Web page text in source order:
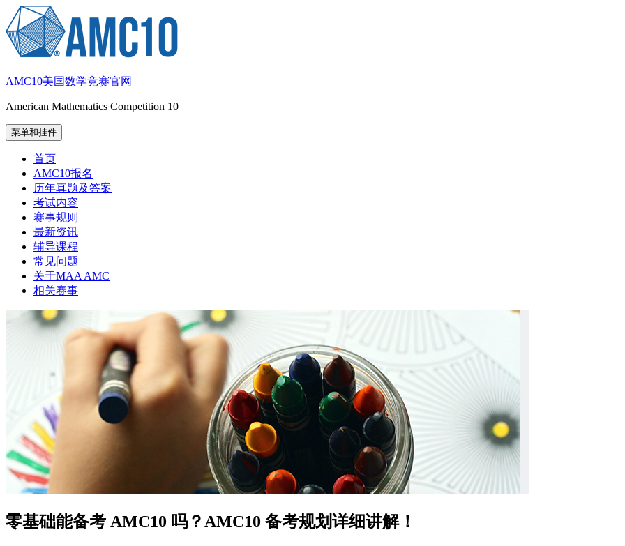
跳
至
内
AMC10美国数学竞赛官网
American Mathematics Competition 10
菜单和挂件
首页
AMC10报名
历年真题及答案
考试内容
赛事规则
最新资讯
辅导课程
常见问题
关于MAA AMC
相关赛事
零基础能备考 AMC10 吗？AMC10 备考规划详细讲解！